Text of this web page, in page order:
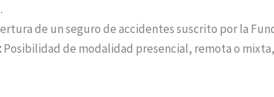
de un seguro de accidentes suscrito por la
Posibilidad de modalidad presencial, remota o